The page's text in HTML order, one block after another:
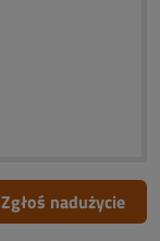
Zgłoś nadużycie